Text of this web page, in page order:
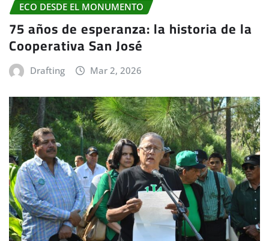
ECO DESDE EL MONUMENTO
75 años de esperanza: la historia de la
Cooperativa San José
Drafting Mar 2, 2026